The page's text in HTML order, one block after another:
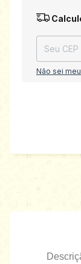
Entregas
Não sei meu